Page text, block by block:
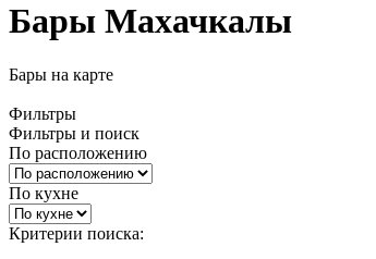
Бары Махачкалы
Бары на карте
Фильтры
Фильтры и поиск
По расположению
По кухне
Критерии поиска: